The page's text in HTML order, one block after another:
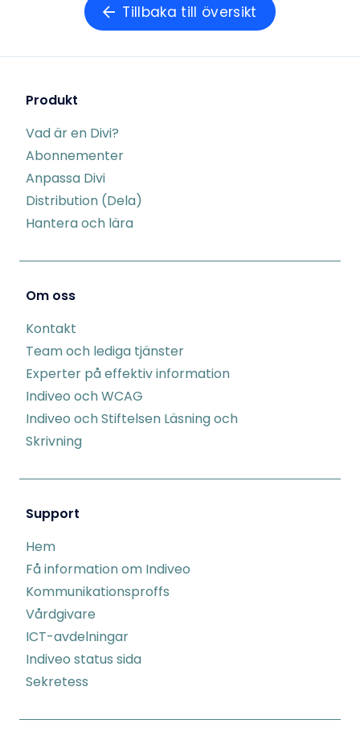
Tillbaka till översikt
Produkt
Vad är en Divi?
Abonnementer
Anpassa Divi
Distribution (Dela)
Hantera och lära
Om oss
Kontakt
Team och lediga tjänster
Experter på effektiv information
Indiveo och WCAG
Indiveo och Stiftelsen Läsning och
Skrivning
Support
Hem
Få information om Indiveo
Kommunikationsproffs
Vårdgivare
ICT-avdelningar
Indiveo status sida
Sekretess